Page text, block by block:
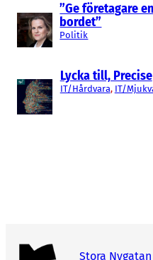
”Ge företagare
bordet”
Politik
Lycka till, Precise
IT/Hårdvara, IT/
Stora Nygatan